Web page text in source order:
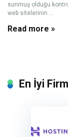
sunmuş olduğu
web sitelerinin ...
Read more »
En İyi